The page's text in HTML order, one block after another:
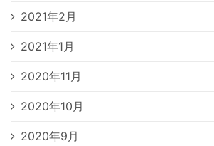
2021年2月
2021年1月
2020年11月
2020年10月
2020年9月